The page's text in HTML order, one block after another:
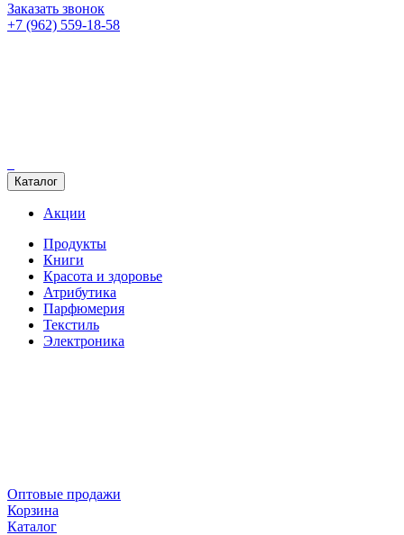
Заказать звонок
+7 (962) 559-18-58
Каталог
Акции
Продукты
Книги
Красота и здоровье
Атрибутика
Парфюмерия
Текстиль
Электроника
Оптовые продажи
Корзина
Каталог